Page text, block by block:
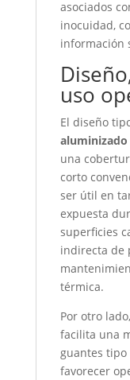
asociados
inocuidad,
información
uso
El diseño
una
corto
ser útil en
expuesta
superficies
indirecta de
térmica.
Por otro
facilita una
guantes tipo
favorecer